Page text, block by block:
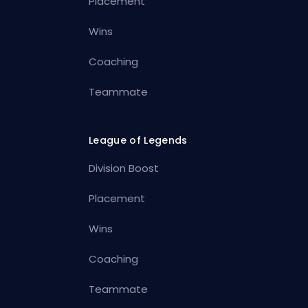
Wins
Coaching
Teammate
League of Legends
Division Boost
Placement
Wins
Coaching
Teammate